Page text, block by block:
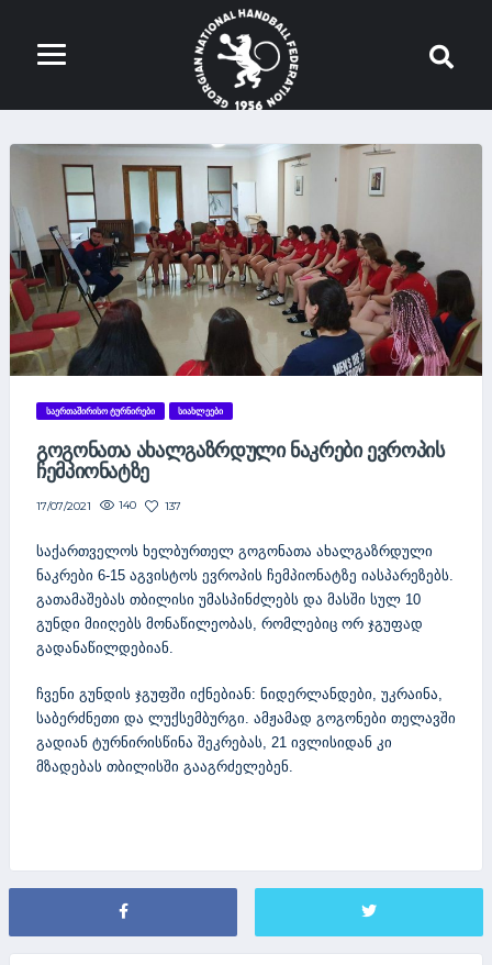
ᲡᲐᲔᲠᲗᲐᲨᲘᲠᲘᲡᲝ ᲢᲣᲠᲜᲘᲠᲔᲑᲘ ᲡᲘᲐᲮᲚᲔᲔᲑᲘ
ᲒᲝᲒᲝᲜᲐᲗᲐ ᲐᲮᲐᲚᲒᲐᲖᲠᲓᲣᲚᲘ ᲜᲐᲙᲠᲔᲑᲘ ᲔᲕᲠᲝᲞᲘᲡ
ᲩᲔᲛᲞᲘᲝᲜᲐᲢᲖᲔ
17/07/2021 140 137
საქართველოს ხელბურთელ გოგონათა ახალგაზრდული
ნაკრები 6-15 აგვისტოს ევროპის ჩემპიონატზე იასპარეზებს.
გათამაშებას თბილისი უმასპინძლებს და მასში სულ 10
გუნდი მიიღებს მონაწილეობას, რომლებიც ორ ჯგუფად
გადანაწილდებიან.
ჩვენი გუნდის ჯგუფში იქნებიან: ნიდერლანდები, უკრაინა,
საბერძნეთი და ლუქსემბურგი. ამჟამად გოგონები თელავში
გადიან ტურნირისწინა შეკრებას, 21 ივლისიდან კი
მზადებას თბილისში გააგრძელებენ.